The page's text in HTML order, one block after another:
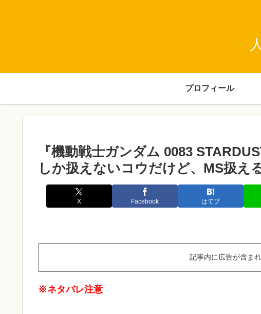
プロフィール
『機動戦士ガンダム 0083
しか扱えないコウだけど、MS扱え
X Facebook はてブ
記事内に広告が含まれ
※ネタバレ注意